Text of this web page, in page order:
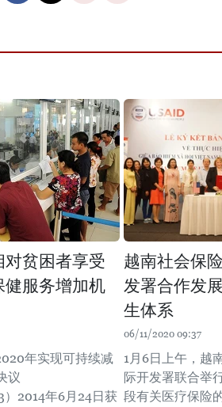
对贫困者享受
健服务增加机
年实现可持续减
议
）2014年6月24日获
越南社会保
发署合作发
生体系
06/11/2020 09:37
1月6日上午，越
际开发署联合举
段有关医疗保险